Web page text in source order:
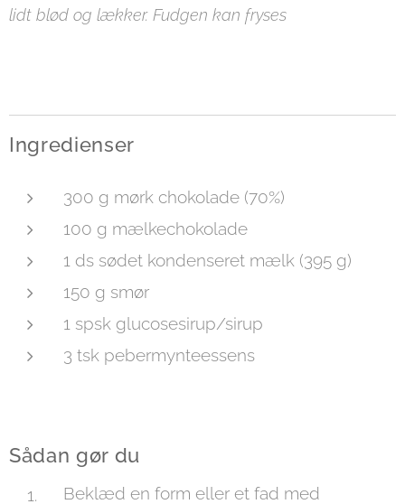
lidt blød og lækker. Fudgen kan fryses
Ingredienser
300 g mørk chokolade (70%)
100 g mælkechokolade
1 ds sødet kondenseret mælk (395 g)
150 g smør
1 spsk glucosesirup/sirup
3 tsk pebermynteessens
Sådan gør du
Beklæd en form eller et fad med